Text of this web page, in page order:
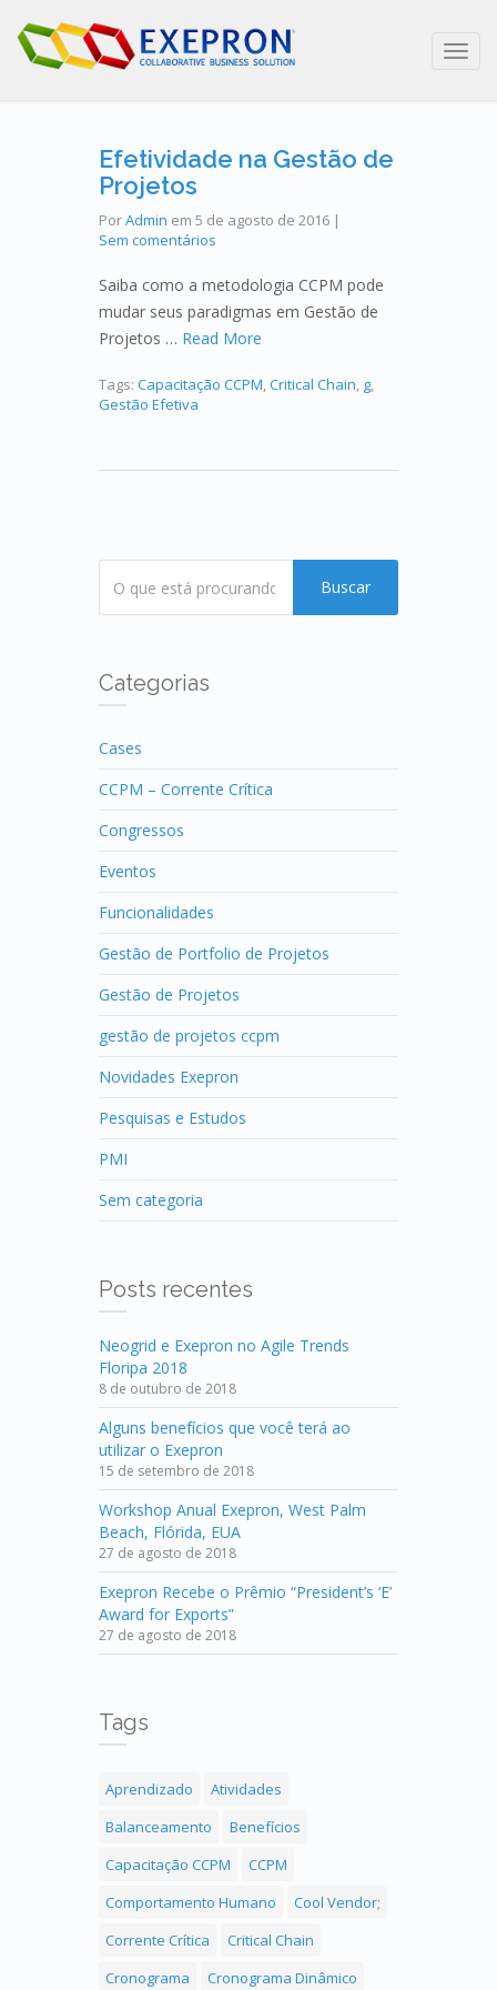
Efetividade na Gestão de
Projetos
PorAdmin em 5 de agosto de 2016 |
Sem comentários
Saiba como a metodologia CCPM pode
mudar seus paradigmas em Gestão de
Projetos … Read More
Tags: Capacitação CCPM,Critical Chain, g,
Gestão Efetiva
Buscar
Categorias
Cases
CCPM – Corrente Crítica
Congressos
Eventos
Funcionalidades
Gestão de Portfolio de Projetos
Gestão de Projetos
gestão de projetos ccpm
Novidades Exepron
Pesquisas e Estudos
PMI
Sem categoria
Posts recentes
Neogrid e Exepron no Agile Trends
Floripa 2018
8 de outubro de 2018
Alguns benefícios que você terá ao
utilizar o Exepron
15 de setembro de 2018
Workshop Anual Exepron, West Palm
Beach, Flórida, EUA
27 de agosto de 2018
Exepron Recebe o Prêmio “President’s ‘E’
Award for Exports”
27 de agosto de 2018
Tags
Aprendizado
Atividades
Balanceamento
Benefícios
Capacitação CCPM
CCPM
Comportamento Humano
Cool Vendor;
Corrente Crítica
Critical Chain
Cronograma
Cronograma Dinâmico